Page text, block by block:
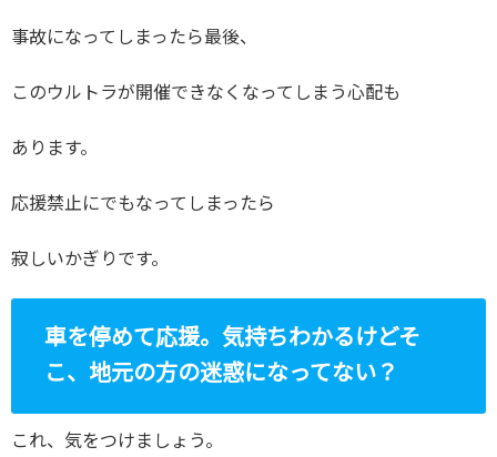
事故になってしまったら最後、
このウルトラが開催できなくなってしまう心配も
あります。
応援禁止にでもなってしまったら
寂しいかぎりです。
車を停めて応援。気持ちわかるけどそ
こ、地元の方の迷惑になってない？
これ、気をつけましょう。